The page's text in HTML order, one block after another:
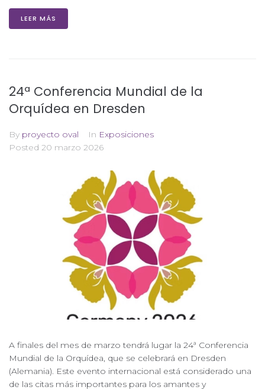
LEER MÁS
24ª Conferencia Mundial de la
Orquídea en Dresden
By proyecto oval In Exposiciones
Posted 20 marzo 2026
A finales del mes de marzo tendrá lugar la 24ª Conferencia
Mundial de la Orquídea, que se celebrará en Dresden
(Alemania). Este evento internacional está considerado una
de las citas más importantes para los amantes y